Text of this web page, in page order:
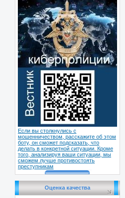
Если вы столкнулись с
мошенничеством, расскажите об этом
боту, он сможет подсказать, что
делать в конкретной ситуации. Кроме
того, анализируя ваши ситуации, мы
сможем лучше противостоять
преступникам
Оценка качества